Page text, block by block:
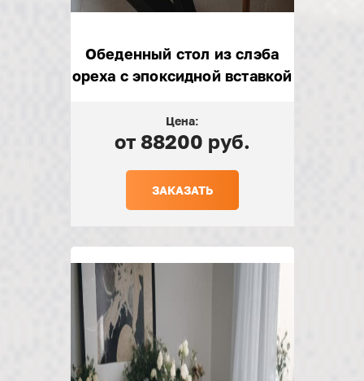
Обеденный стол из слэба
ореха с эпоксидной вставкой
Цена:
от 88200 руб.
ЗАКАЗАТЬ